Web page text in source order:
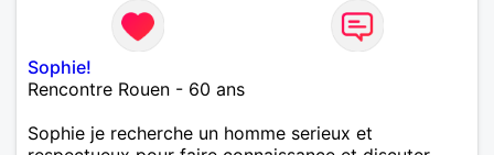
Sophie!
Rencontre Rouen - 60 ans
Sophie je recherche un homme serieux et